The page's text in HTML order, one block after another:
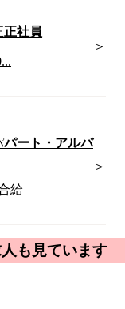
正社員
パート・アルバ
給
も見ています